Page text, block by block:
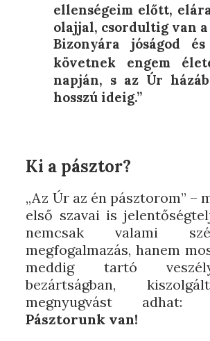
ellenségeim előtt,
olajjal, csordultig van a
Bizonyára jóságod
követnek engem
napján, s az Úr
hosszú ideig.”
Ki a pásztor?
„Az Úr az én pásztorom” –
első szavai is
nemcsak valami
megfogalmazás, hanem
meddig tartó
bezártságban,
megnyugvást adhat:
Pásztorunk van!